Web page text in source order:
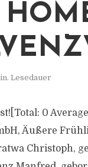
Lesedauer
0
Äußere
Christoph,